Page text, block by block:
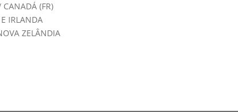
CANADÁ (FR)
IRLANDA
ZELÂNDIA